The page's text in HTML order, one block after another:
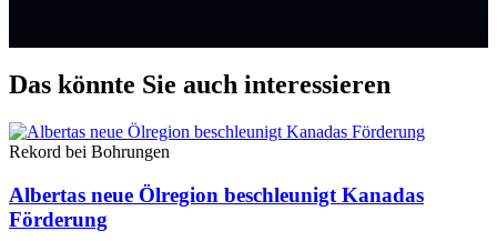
Das könnte Sie auch interessieren
Rekord bei Bohrungen
Albertas neue Ölregion beschleunigt Kanadas
Förderung